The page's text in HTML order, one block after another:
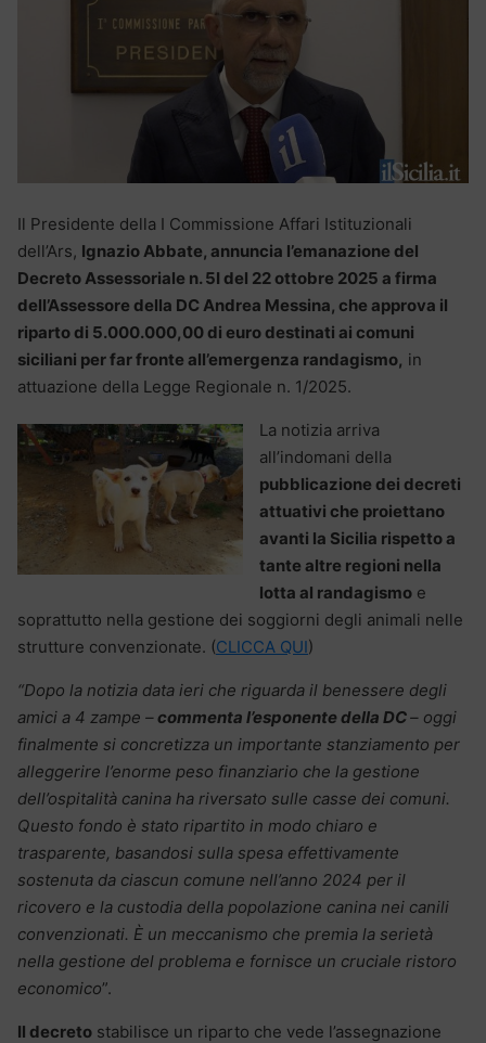
Il Presidente della I Commissione Affari Istituzionali
dell’Ars, Ignazio Abbate, annuncia l’emanazione del
Decreto Assessoriale n. 5I del 22 ottobre 2025 a firma
dell’Assessore della DC Andrea Messina, che approva il
riparto di 5.000.000,00 di euro destinati ai comuni
siciliani per far fronte all’emergenza randagismo, in
attuazione della Legge Regionale n. 1/2025.
La notizia arriva
all’indomani della
pubblicazione dei decreti
attuativi che proiettano
avanti la Sicilia rispetto a
tante altre regioni nella
lotta al randagismo e
soprattutto nella gestione dei soggiorni degli animali nelle
strutture convenzionate. (CLICCA QUI)
“Dopo la notizia data ieri che riguarda il benessere degli
amici a 4 zampe –commenta l’esponente della DC– oggi
finalmente si concretizza un importante stanziamento per
alleggerire l’enorme peso finanziario che la gestione
dell’ospitalità canina ha riversato sulle casse dei comuni.
Questo fondo è stato ripartito in modo chiaro e
trasparente, basandosi sulla spesa effettivamente
sostenuta da ciascun comune nell’anno 2024 per il
ricovero e la custodia della popolazione canina nei canili
convenzionati. È un meccanismo che premia la serietà
nella gestione del problema e fornisce un cruciale ristoro
economico”.
Il decreto stabilisce un riparto che vede l’assegnazione